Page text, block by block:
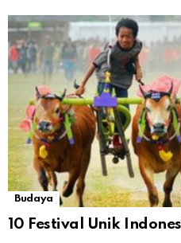
Budaya
10 Festival Unik